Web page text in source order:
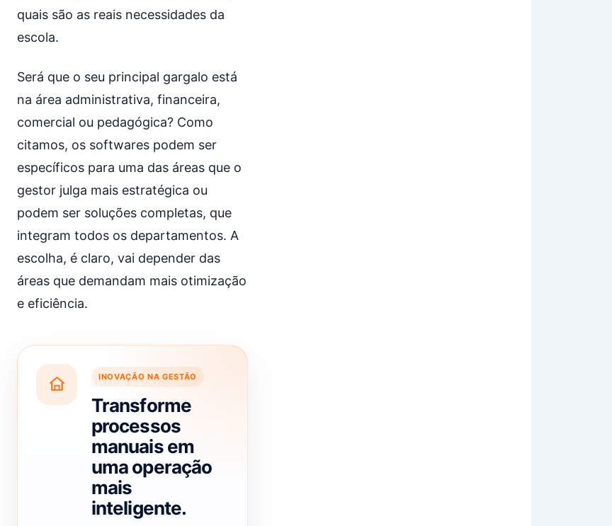
quais são as reais necessidades da
escola.
Será que o seu principal gargalo está
na área administrativa, financeira,
comercial ou pedagógica? Como
citamos, os softwares podem ser
específicos para uma das áreas que o
gestor julga mais estratégica ou
podem ser soluções completas, que
integram todos os departamentos. A
escolha, é claro, vai depender das
áreas que demandam mais otimização
e eficiência.
INOVAÇÃO NA GESTÃO
Transforme
processos
manuais em
uma operação
mais
inteligente.